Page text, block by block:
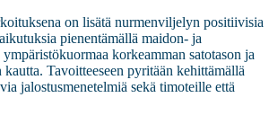
on lisätä nurmenviljelyn positiivisia
pienentämällä maidon- ja
korkeamman satotason ja
kautta. Tavoitteeseen pyritään kehittämällä
jalostusmenetelmiä sekä timoteille että